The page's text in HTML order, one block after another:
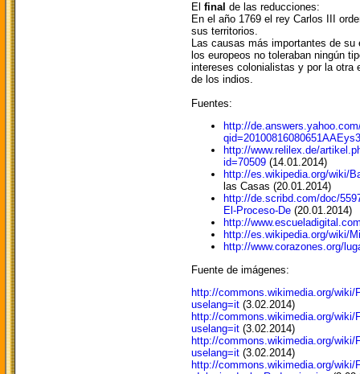
El final de las reducciones:
En el año 1769 el rey Carlos III
sus territorios.
Las causas más importantes de su
los europeos no toleraban ningún
intereses colonialistas y por la otra
de los indios.
Fuentes:
http://
http://www.relilex.de/
id=70509
http://es.wikipedia.org/wiki/
las Casas (20.01.2014)
http://de.scribd.com/doc/
El-Proceso-De (20.01.2014)
http://
http://es.wikipedia.org/wiki/
http://www.corazones.org/
Fuente de imágenes:
http://commons.wikimedia.org/wiki/
uselang=it (3.02.2014)
http://commons.wikimedia.org/wiki/
uselang=it (3.02.2014)
http://commons.wikimedia.org/
uselang=it (3.02.2014)
http://commons.wikimedia.org/wiki/